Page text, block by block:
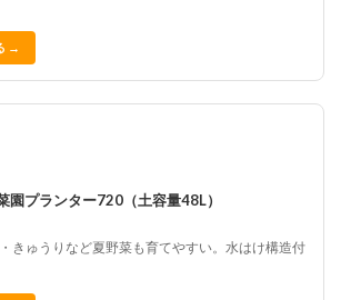
→
園プランター720（土容量48L）
きゅうりなど夏野菜も育てやすい。水はけ構造付